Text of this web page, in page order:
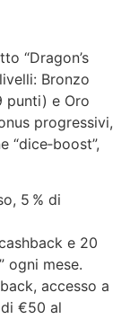
“Dragon’s
Bronzo
punti) e Oro
progressivi,
“dice‑boost”,
5 % di
e 20
ogni mese.
accesso a
di €50 al